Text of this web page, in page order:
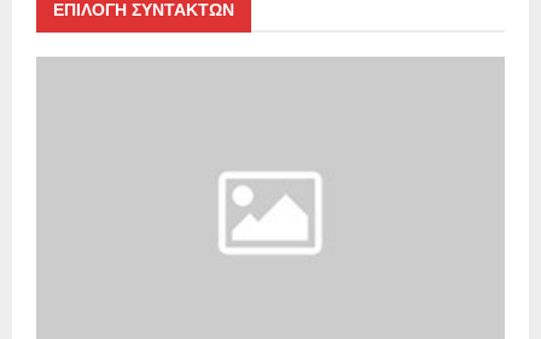
ΕΠΙΛΟΓΗ ΣΥΝΤΑΚΤΩΝ